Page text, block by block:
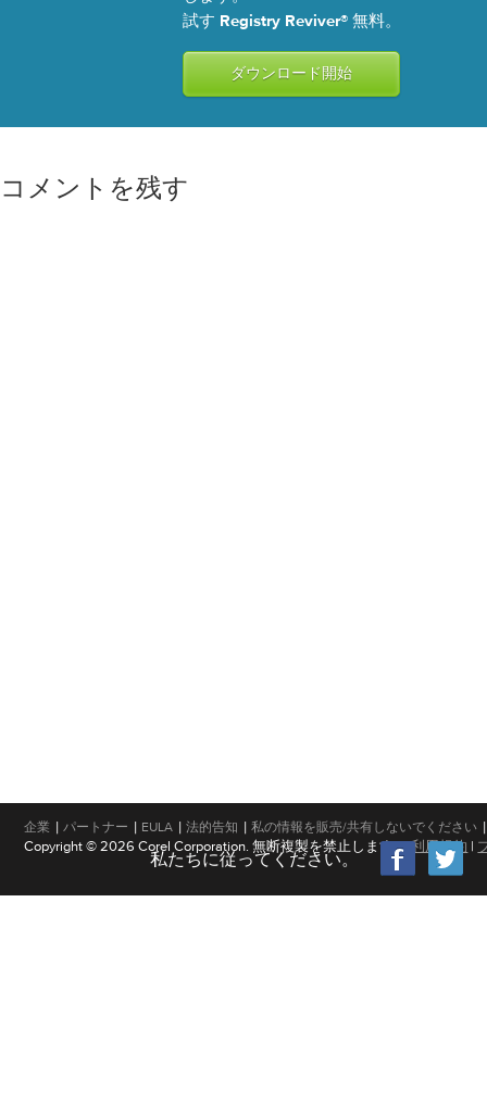
試す Registry Reviver® 無料。
ダウンロード開始
コメントを残す
企業 | パートナー | EULA | 法的告知 | 私の情報を販売/共有しないでください |
Copyright © 2026 Corel Corporation. 無断複製を禁止します。利用規約 |
私たちに従ってください。